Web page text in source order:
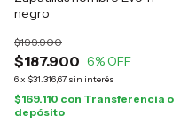
negro
$187.900
$199.900
6% OFF
6x $31.316,67 sin interés
$169.110 con Transferencia o
depósito